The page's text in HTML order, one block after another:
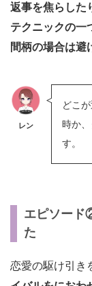
返事を焦らした
テクニックの一
間柄の場合は避
レン
どこ
時か
す。
エピソード
た
恋愛の駆け引き